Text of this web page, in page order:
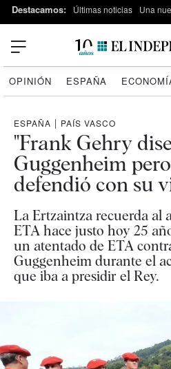
Destacamos: Últimas noticias Una
OPINIÓN ESPAÑA
ESPAÑA | PAÍS VASCO
"Frank Gehry
Guggenheim
defendió con su
La Ertzaintza recuerda al
ETA hace justo hoy 25
un atentado de ETA
Guggenheim durante el
que iba a presidir el Rey.